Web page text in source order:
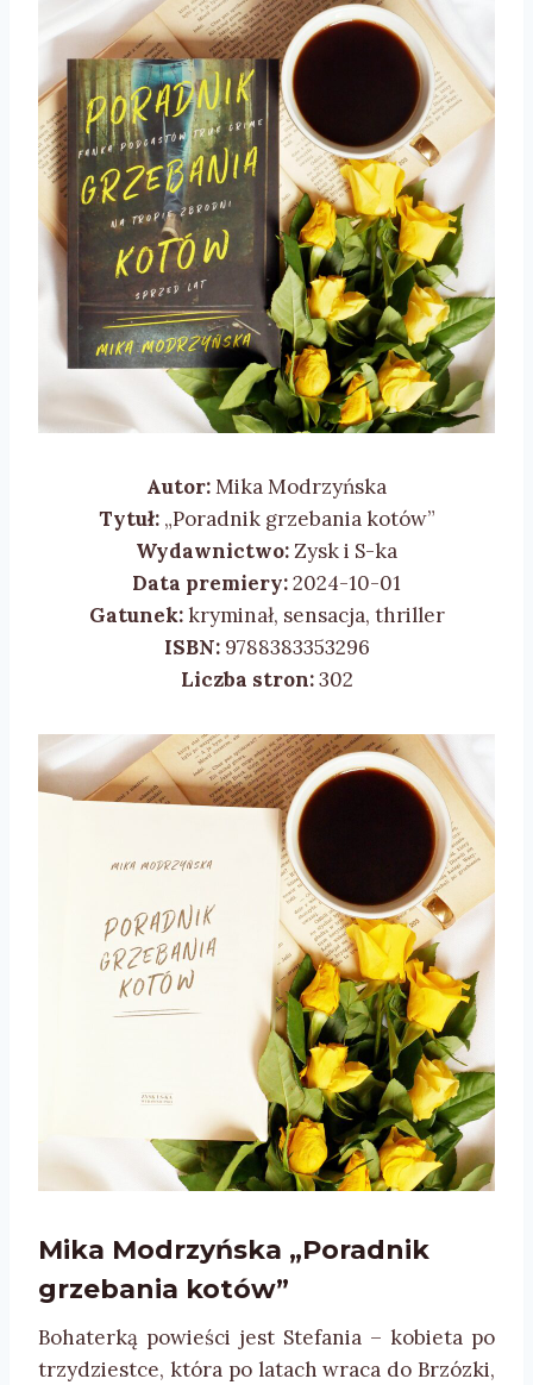
Autor:Mika Modrzyńska
Tytuł:„Poradnik grzebania kotów”
Wydawnictwo:Zysk i S-ka
Data premiery:2024-10-01
Gatunek:kryminał, sensacja, thriller
ISBN:9788383353296
Liczba stron:302
Mika Modrzyńska „Poradnik
grzebania kotów”
Bohaterką powieści jest Stefania – kobieta po
trzydziestce, która po latach wraca do Brzózki,